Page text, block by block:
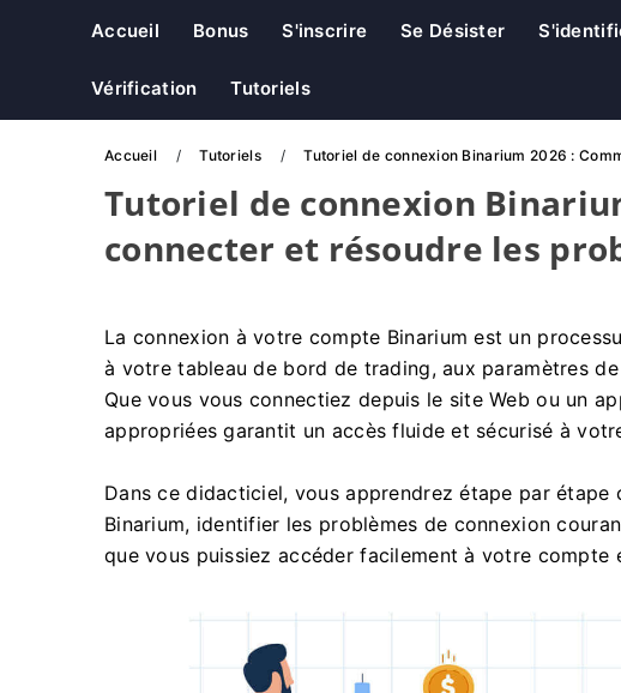
Accueil Bonus S'inscrire Se Désister
Vérification Tutoriels
Accueil Tutoriels Tutoriel de connexion Binarium 2026 :
Tutoriel de connexion
connecter et résoudre les
La connexion à votre compte Binarium est un
à votre tableau de bord de trading, aux paramètres
Que vous vous connectiez depuis le site Web ou un
appropriées garantit un accès fluide et sécurisé à
Dans ce didacticiel, vous apprendrez étape par
Binarium, identifier les problèmes de connexion
que vous puissiez accéder facilement à votre